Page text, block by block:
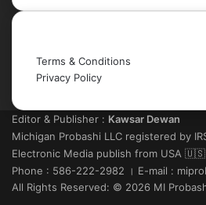
Terms & Conditions
Privacy Policy
Editor & Publisher : Kawsar Dewan
Michigan Probashi LLC registered by
Electronic Media publish from USA 🇺🇸
Phone : 586-222-2982 । E-mail :
All Rights Reserved: © 2026 MI